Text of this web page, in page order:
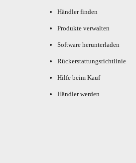
Händler finden
Produkte verwalten
Software herunterladen
Rückerstattungsrichtlinie
Hilfe beim Kauf
Händler werden